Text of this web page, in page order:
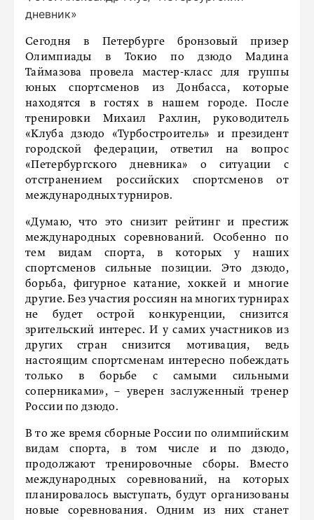
дневник»
Сегодня в Петербурге бронзовый призер
Олимпиады в Токио по дзюдо Мадина
Таймазова провела мастер-класс для группы
юных спортсменов из Донбасса, которые
находятся в гостях в нашем городе. После
тренировки Михаил Рахлин, руководитель
«Клуба дзюдо «Турбостроитель» и президент
городской федерации, ответил на вопрос
«Петербургского дневника» о ситуации с
отстранением российских спортсменов от
международных турниров.
«Думаю, что это снизит рейтинг и престиж
международных соревнований. Особенно по
тем видам спорта, в которых у наших
спортсменов сильные позиции. Это дзюдо,
борьба, фигурное катание, хоккей и многие
другие. Без участия россиян на многих турнирах
не будет острой конкуренции, снизится
зрительский интерес. И у самих участников из
других стран снизится мотивация, ведь
настоящим спортсменам интересно побеждать
только в борьбе с самыми сильными
соперниками», – уверен заслуженный тренер
России по дзюдо.
В то же время сборные России по олимпийским
видам спорта, в том числе и по дзюдо,
продолжают тренировочные сборы. Вместо
международных соревнований, на которых
планировалось выступать, будут организованы
новые соревнования. Одним из них станет